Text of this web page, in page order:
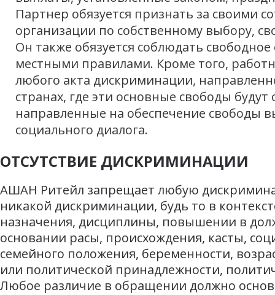
Партнер обязуется признать за своими
организации по собственному выбору,
Он также обязуется соблюдать
местными правилами. Кроме того,
любого акта дискриминации,
странах, где эти основные свободы
направленные на обеспечение свободы
социального диалога.
ОТСУТСТВИЕ ДИСКРИМИНАЦИИ
АШАН Ритейл запрещает любую
никакой дискриминации, будь то в
назначения, дисциплины, повышении в
основании расы, происхождения, касты,
семейного положения, беременности,
или политической принадлежности,
Любое различие в обращении должно